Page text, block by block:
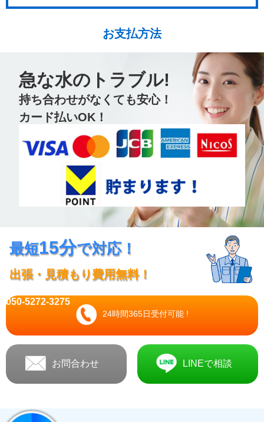
お支払方法
急な水のトラブル!
持ち合わせがなくても安心！
カード払いOK！
最短15分で対応！
出張・見積もり費用無料！
24時間365日受付可能 !
050-5272-3275
お問合わせ LINEで相談